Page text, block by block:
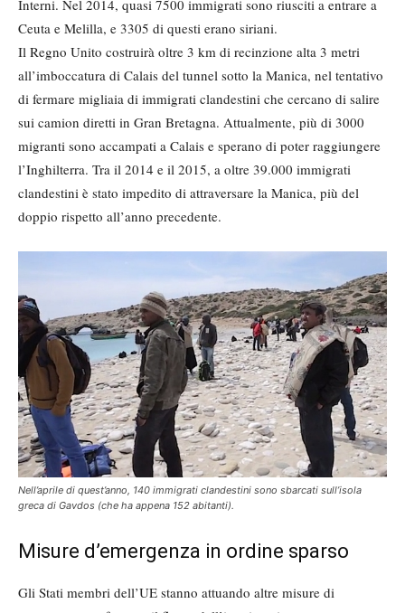
Interni. Nel 2014, quasi 7500 immigrati sono riusciti a entrare a
Ceuta e Melilla, e 3305 di questi erano siriani.
Il Regno Unito costruirà oltre 3 km di recinzione alta 3 metri
all’imboccatura di Calais del tunnel sotto la Manica, nel tentativo
di fermare migliaia di immigrati clandestini che cercano di salire
sui camion diretti in Gran Bretagna. Attualmente, più di 3000
migranti sono accampati a Calais e sperano di poter raggiungere
l’Inghilterra. Tra il 2014 e il 2015, a oltre 39.000 immigrati
clandestini è stato impedito di attraversare la Manica, più del
doppio rispetto all’anno precedente.
Nell’aprile di quest’anno, 140 immigrati clandestini sono sbarcati sull’isola
greca di Gavdos (che ha appena 152 abitanti).
Misure d’emergenza in ordine sparso
Gli Stati membri dell’UE stanno attuando altre misure di